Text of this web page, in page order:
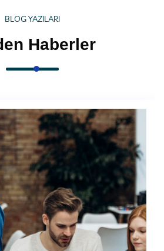
BLOG YAZILARI
Haberler